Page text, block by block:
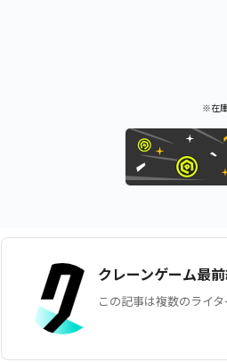
※在
クレーンゲーム最
この記事は複数のライタ